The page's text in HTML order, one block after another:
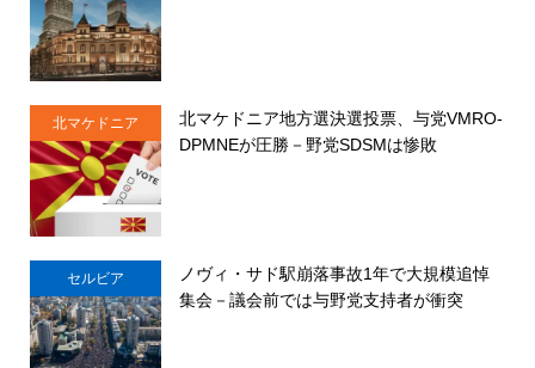
北マケドニア
北マケドニア地方選決選投票、与党VMRO-
DPMNEが圧勝－野党SDSMは惨敗
セルビア
ノヴィ・サド駅崩落事故1年で大規模追悼
集会－議会前では与野党支持者が衝突